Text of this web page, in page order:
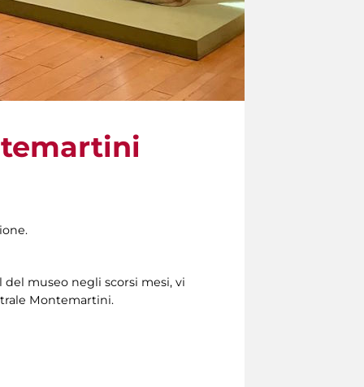
museo negli scorsi mesi, vi
Montemartini.